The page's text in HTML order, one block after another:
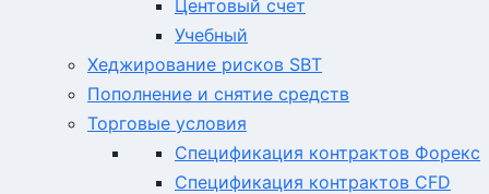
Центовый счет
Учебный
Хеджирование рисков SBT
Пополнение и снятие средств
Торговые условия
Спецификация контрактов Форекс
Спецификация контрактов CFD